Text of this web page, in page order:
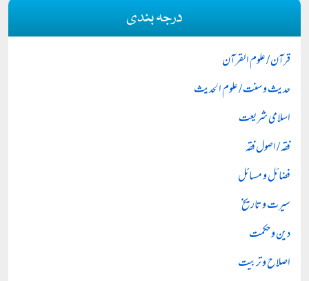
درجہ بندی
قرآن / علوم القرآن
حدیث و سنت / علوم الحدیث
اسلامی شریعت
فقہ / اصول فقہ
فضائل و مسائل
سیرت و تاریخ
دین و حکمت
اصلاح و تربیت